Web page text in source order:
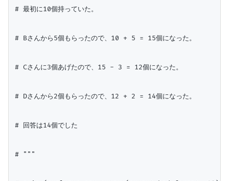
# 最初に10個持っていた。
# Bさんから5個もらったので、10 + 5 = 15個になった。
# Cさんに3個あげたので、15 - 3 = 12個になった。
# Dさんから2個もらったので、12 + 2 = 14個になった。
# 回答は14個でした
# """